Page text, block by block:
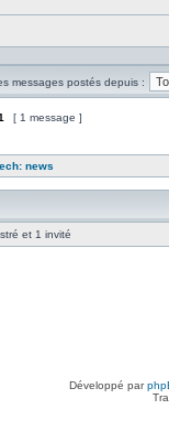
messages postés depuis :
[ 1 message ]
news
et 1 invité
Développé par